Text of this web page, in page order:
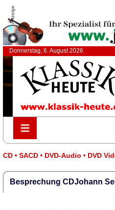
Anzeige
Donnerstag, 6. August 2026
≡
≡
CD • SACD • DVD-Audio • DVD
Besprechung CDJohann